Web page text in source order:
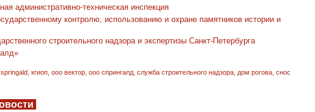
административно-техническая инспекция
контролю, использованию и охране памятников истории и
строительного надзора и экспертизы Санкт-Петербурга
кгиоп ооо вектор ооо спрингалд служба строительного надзора дом рогова снос